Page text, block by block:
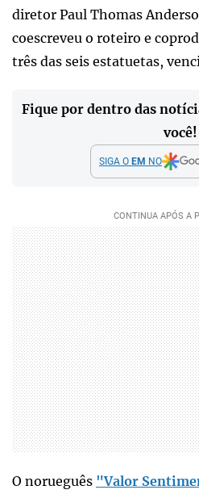
diretor Paul Thomas
coescreveu o roteiro e
três das seis estatuetas,
Fique por dentro das
você!
SIGA O EM NO
O norueguês "Valor